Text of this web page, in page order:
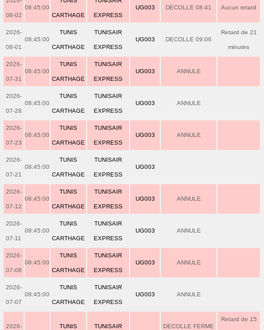
08-02
08:45:00
CARTHAGE EXPRESS
UG003 DECOLLE 08:41 Aucun retard
2026-
08-01
08:45:00
TUNIS
CARTHAGE
TUNISAIR
EXPRESS
UG003 DECOLLE 09:06
Retard de 21
minutes
2026-
07-31
08:45:00
TUNIS
CARTHAGE
TUNISAIR
EXPRESS
UG003 ANNULE
2026-
07-28
08:45:00
TUNIS
CARTHAGE
TUNISAIR
EXPRESS
UG003 ANNULE
2026-
07-23
08:45:00
TUNIS
CARTHAGE
TUNISAIR
EXPRESS
UG003 ANNULE
2026-
07-21
08:45:00
TUNIS
CARTHAGE
TUNISAIR
EXPRESS
UG003
2026-
07-12
08:45:00
TUNIS
CARTHAGE
TUNISAIR
EXPRESS
UG003 ANNULE
2026-
07-11
08:45:00
TUNIS
CARTHAGE
TUNISAIR
EXPRESS
UG003 ANNULE
2026-
07-08
08:45:00
TUNIS
CARTHAGE
TUNISAIR
EXPRESS
UG003 ANNULE
2026-
07-07
08:45:00
TUNIS
CARTHAGE
TUNISAIR
EXPRESS
UG003 ANNULE
2026- TUNIS TUNISAIR DECOLLE FERME
Retard de 15